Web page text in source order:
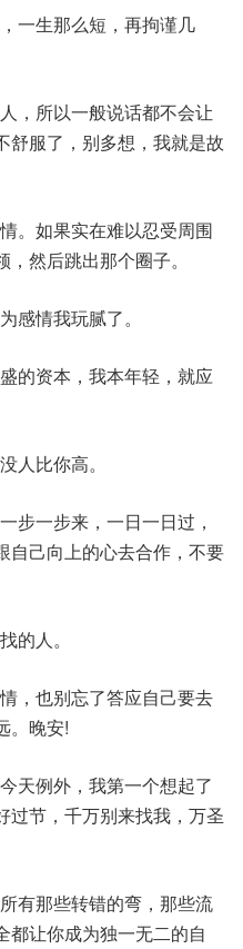
一生那么短，再拘谨几
，所以一般说话都不会让
舒服了，别多想，我就是故
。如果实在难以忍受周围
然后跳出那个圈子。
感情我玩腻了。
的资本，我本年轻，就应
人比你高。
步一步来，一日一日过，
自己向上的心去合作，不要
的人。
，也别忘了答应自己要去
。晚安!
天例外，我第一个想起了
过节，千万别来找我，万圣
有那些转错的弯，那些流
都让你成为独一无二的自